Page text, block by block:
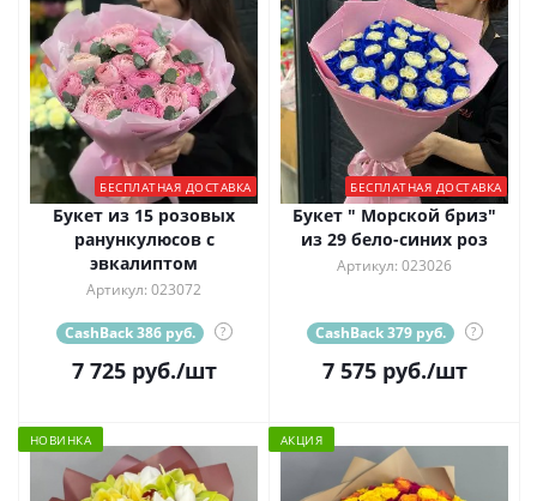
БЕСПЛАТНАЯ ДОСТАВКА
Букет из 15 розовых
ранункулюсов с
эвкалиптом
Артикул: 023072
CashBack 386 руб. ?
7 725руб./шт
БЕСПЛАТНАЯ ДОСТАВКА
Букет " Морской бриз"
из 29 бело-синих роз
Артикул: 023026
CashBack 379 руб. ?
7 575руб./шт
НОВИНКА АКЦИЯ